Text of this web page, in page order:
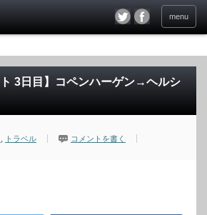
menu
ト 3日目】コペンハーゲン→ヘルシ
トラベル
コメントを書く